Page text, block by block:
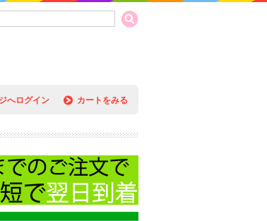
へログイン カートをみる